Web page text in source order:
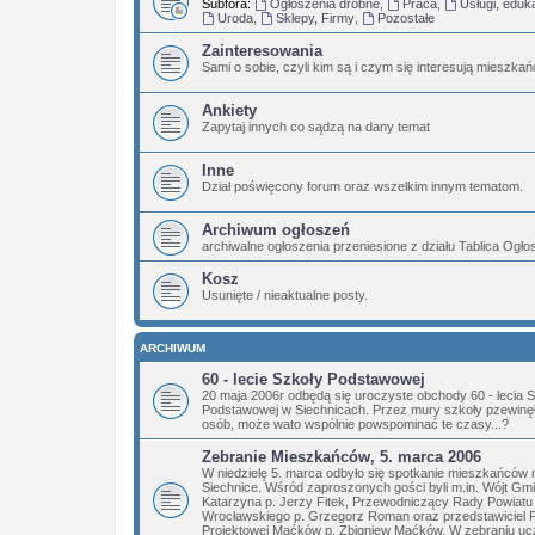
Subfora: Ogłoszenia drobne, Praca, Usługi,
Uroda, Sklepy, Firmy, Pozostałe
Zainteresowania
Sami o sobie, czyli kim są i czym się interesują
Ankiety
Zapytaj innych co sądzą na dany temat
Inne
Dział poświęcony forum oraz wszelkim innym tematom.
Archiwum ogłoszeń
archiwalne ogłoszenia przeniesione z działu Tablica
Kosz
Usunięte / nieaktualne posty.
ARCHIWUM
60 - lecie Szkoły Podstawowej
20 maja 2006r odbędą się uroczyste obchody 60 - lecia
Podstawowej w Siechnicach. Przez mury szkoły
osób, może wato wspólnie powspominać te czasy...?
Zebranie Mieszkańców, 5. marca 2006
W niedzielę 5. marca odbyło się spotkanie mieszkańców
Siechnice. Wśród zaproszonych gości byli m.in. Wójt
Katarzyna p. Jerzy Fitek, Przewodniczący Rady Powiatu
Wrocławskiego p. Grzegorz Roman oraz przedstawiciel
Projektowej Maćków p. Zbigniew Maćków. W zebraniu